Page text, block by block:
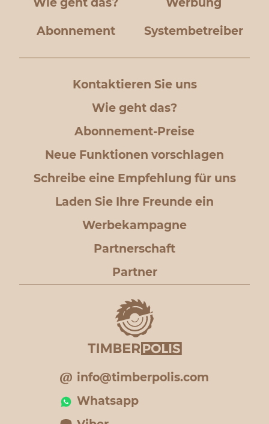
Abonnement Systembetreiber
Kontaktieren Sie uns
Wie geht das?
Abonnement-Preise
Neue Funktionen vorschlagen
Schreibe eine Empfehlung für uns
Laden Sie Ihre Freunde ein
Werbekampagne
Partnerschaft
Partner
info@timberpolis.com
Whatsapp